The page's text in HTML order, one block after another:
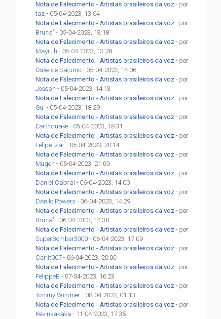
Nota de Falecimento - Artistas brasileiros da voz - por
taz - 05-04-2023, 13:04
Nota de Falecimento - Artistas brasileiros da voz - por
Bruna' - 05-04-2023, 13:18
Nota de Falecimento - Artistas brasileiros da voz - por
Mayruh - 05-04-2023, 13:28
Nota de Falecimento - Artistas brasileiros da voz - por
Duke de Saturno - 05-04-2023, 14:06
Nota de Falecimento - Artistas brasileiros da voz - por
Joseph - 05-04-2023, 14:13
Nota de Falecimento - Artistas brasileiros da voz - por
Gu' - 05-04-2023, 18:29
Nota de Falecimento - Artistas brasileiros da voz - por
Earthquake - 05-04-2023, 18:31
Nota de Falecimento - Artistas brasileiros da voz - por
Felipe Izar - 05-04-2023, 20:14
Nota de Falecimento - Artistas brasileiros da voz - por
Mugen - 05-04-2023, 21:09
Nota de Falecimento - Artistas brasileiros da voz - por
Daniel Cabral - 06-04-2023, 14:00
Nota de Falecimento - Artistas brasileiros da voz - por
Danilo Powers - 06-04-2023, 14:29
Nota de Falecimento - Artistas brasileiros da voz - por
Bruna' - 06-04-2023, 14:38
Nota de Falecimento - Artistas brasileiros da voz - por
SuperBomber3000 - 06-04-2023, 17:09
Nota de Falecimento - Artistas brasileiros da voz - por
Carlit007 - 06-04-2023, 20:00
Nota de Falecimento - Artistas brasileiros da voz - por
FelippeB - 07-04-2023, 16:23
Nota de Falecimento - Artistas brasileiros da voz - por
Tommy Wimmer - 08-04-2023, 01:13
Nota de Falecimento - Artistas brasileiros da voz - por
Kevinkakaka - 11-04-2023, 17:35